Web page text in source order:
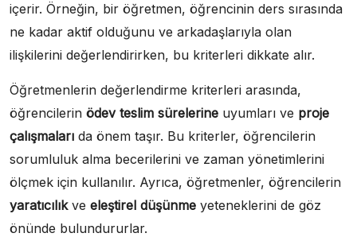
içerir. Örneğin, bir öğretmen, öğrencinin ders sırasında
ne kadar aktif olduğunu ve arkadaşlarıyla olan
ilişkilerini değerlendirirken, bu kriterleri dikkate alır.
Öğretmenlerin değerlendirme kriterleri arasında,
öğrencilerin ödev teslim sürelerine uyumları ve proje
çalışmaları da önem taşır. Bu kriterler, öğrencilerin
sorumluluk alma becerilerini ve zaman yönetimlerini
ölçmek için kullanılır. Ayrıca, öğretmenler, öğrencilerin
yaratıcılıkve eleştirel düşünme yeteneklerini de göz
önünde bulundururlar.